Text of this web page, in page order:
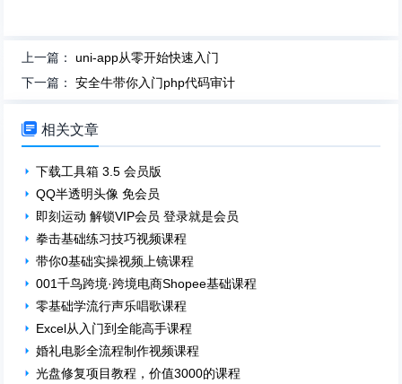
上一篇：uni-app从零开始快速入门
下一篇：安全牛带你入门php代码审计
 相关文章
下载工具箱 3.5 会员版
QQ半透明头像 免会员
即刻运动 解锁VIP会员 登录就是会员
拳击基础练习技巧视频课程
带你0基础实操视频上镜课程
001千鸟跨境·跨境电商Shopee基础课程
零基础学流行声乐唱歌课程
Excel从入门到全能高手课程
婚礼电影全流程制作视频课程
光盘修复项目教程，价值3000的课程